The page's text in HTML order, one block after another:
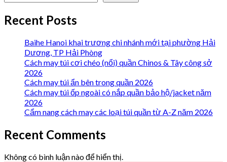
Recent Posts
Baihe Hanoi khai trương chi nhánh mới tại phường Hải
Dương, TP Hải Phòng
Cách may túi cơi chéo (nổi) quần Chinos & Tây công sở
2026
Cách may túi ẩn bên trong quần 2026
Cách may túi ốp ngoài có nắp quần bảo hộ/jacket năm
2026
Cẩm nang cách may các loại túi quần từ A-Z năm 2026
Recent Comments
Không có bình luận nào để hiển thị.